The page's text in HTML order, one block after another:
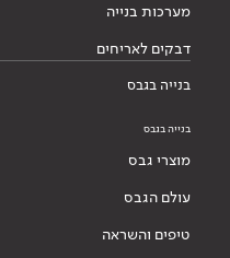
מערכות בנייה
דבקים לאריחים
בנייה בגבס
בנייה בגבס
מוצרי גבס
עולם הגבס
טיפים והשראה